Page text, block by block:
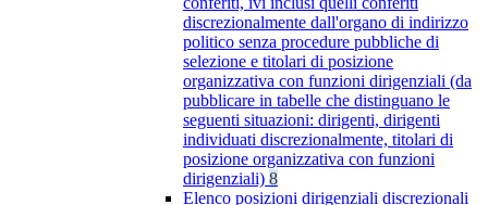
discrezionalmente dall'organo di indirizzo
politico senza procedure pubbliche di
selezione e titolari di posizione
organizzativa con funzioni dirigenziali (da
pubblicare in tabelle che distinguano le
seguenti situazioni: dirigenti, dirigenti
individuati discrezionalmente, titolari di
posizione organizzativa con funzioni
dirigenziali) 8
Elenco posizioni dirigenziali discrezionali